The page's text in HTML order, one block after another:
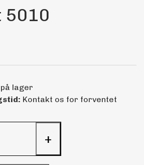
Kemi
5010
lager
Kontakt os for forventet
+